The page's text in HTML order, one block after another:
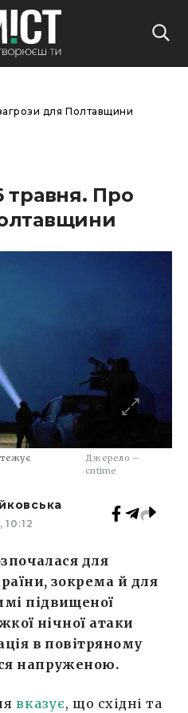
для Полтавщини
травня. Про
Джерело –
cntime
10:12
для
зокрема й для
підвищеної
нічної атаки
в повітряному
напруженою.
вказує, що східні та